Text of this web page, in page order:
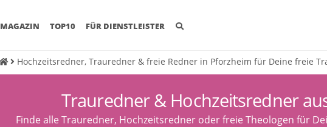
MAGAZIN (CURRENT)
TOP10 FÜR DIENSTLEISTER
Hochzeitsredner, Trauredner & freie Redner in Pforzheim für Deine freie
Trauredner & Hochzeitsredner
Finde alle Trauredner, Hochzeitsredner oder freie Theologen für